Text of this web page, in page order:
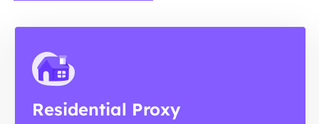
Residential Proxy